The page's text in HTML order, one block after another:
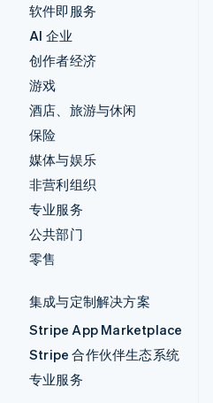
软件即服务
AI 企业
创作者经济
游戏
酒店、旅游与休闲
保险
媒体与娱乐
非营利组织
专业服务
公共部门
零售
集成与定制解决方案
Stripe App Marketplace
Stripe 合作伙伴生态系统
专业服务